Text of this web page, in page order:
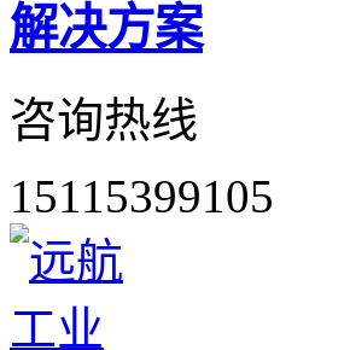
解决方案
咨询热线
15115399105